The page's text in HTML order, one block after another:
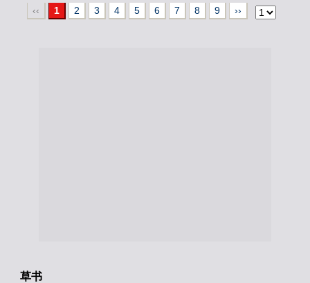
‹‹ 1 2 3 4 5 6 7 8 9 ››
草书